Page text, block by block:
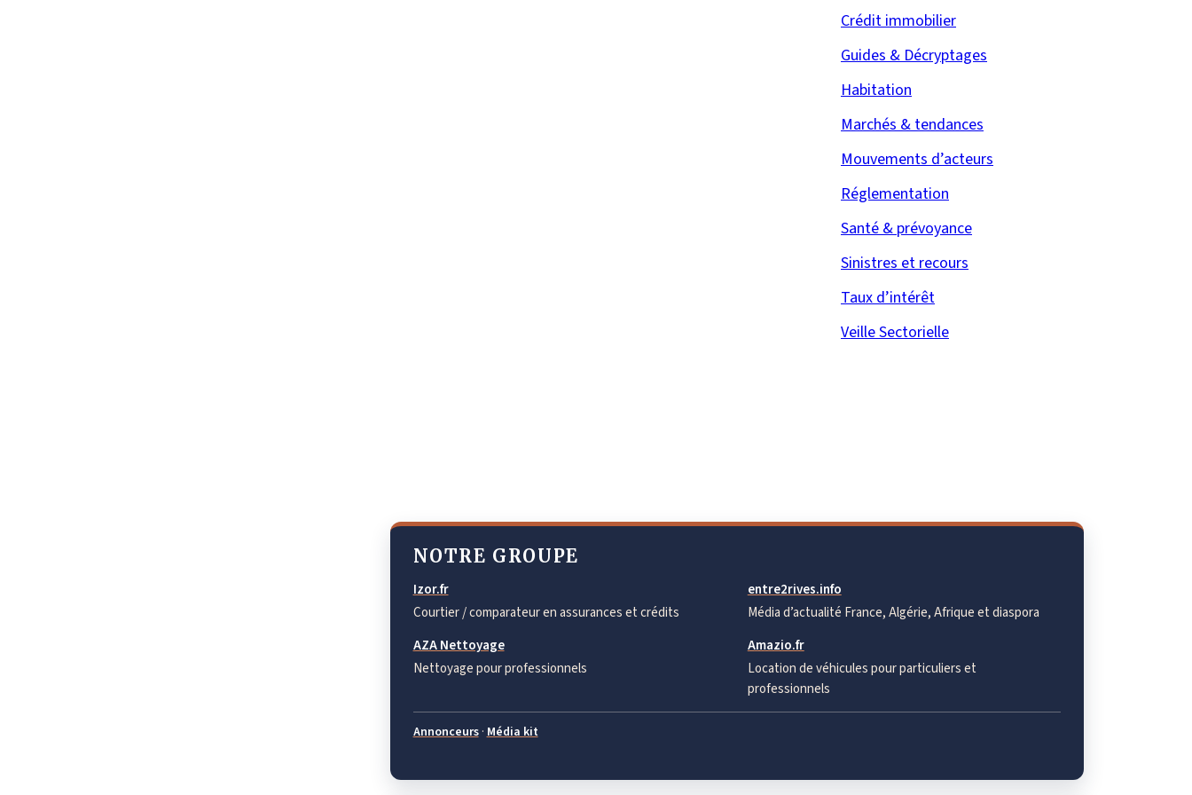
Crédit immobilier
Guides & Décryptages
Habitation
Marchés & tendances
Mouvements d’acteurs
Réglementation
Santé & prévoyance
Sinistres et recours
Taux d’intérêt
Veille Sectorielle
NOTRE GROUPE
Izor.fr
Courtier / comparateur en assurances et crédits
entre2rives.info
Média d’actualité France, Algérie, Afrique et diaspora
AZA Nettoyage
Nettoyage pour professionnels
Amazio.fr
Location de véhicules pour particuliers et
professionnels
Annonceurs·Média kit